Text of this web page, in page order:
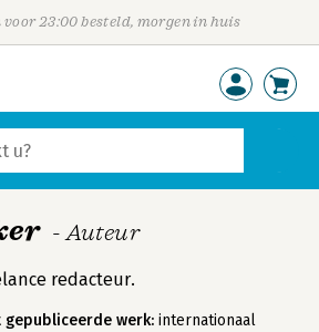
voor 23:00 besteld, morgen in huis
- Auteur
redacteur.
gepubliceerde werk: internationaal